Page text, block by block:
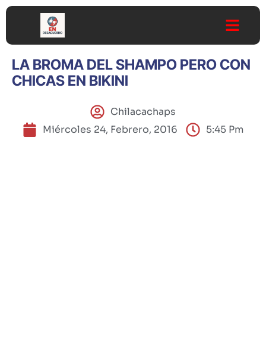
LA BROMA DEL SHAMPO PERO CON
CHICAS EN BIKINI
Chilacachaps
Miércoles 24, Febrero, 2016
5:45 Pm